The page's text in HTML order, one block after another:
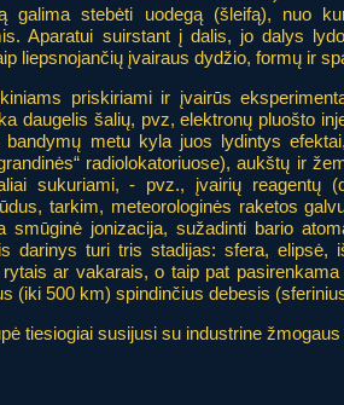
galima stebėti uodegą (šleifą), nuo
Aparatui suirstant į dalis, jo dalys
liepsnojančių įvairaus dydžio, formų ir
priskiriami ir įvairūs
daugelis šalių, pvz, elektronų pluošto
metu kyla juos lydintys
radiolokatoriuose), aukštų ir
sukuriami, - pvz., įvairių reagentų
tarkim, meteorologinės raketos
smūginė jonizacija, sužadinti bario
darinys turi tris stadijas: sfera,
ar vakarais, o taip pat
(iki 500 km) spindinčius debesis
tiesiogiai susijusi su industrine